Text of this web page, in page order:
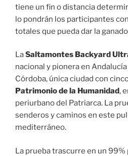
tiene un fin o distancia
lo pondrán los participantes
totales que pueda dar la
LaSaltamontes Backyard
nacional y pionera en
Córdoba, única ciudad con
Patrimonio de la Humanidad,
periurbano del Patriarca. La
senderos y caminos en este
mediterráneo.
La prueba trascurre en un 99%